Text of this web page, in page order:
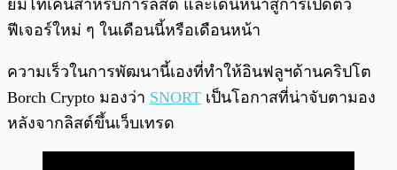
ยมโทเค็นสำหรับการลิสต์ และเดินหน้าสู่การเปิดตัว
ฟีเจอร์ใหม่ ๆ ในเดือนนี้หรือเดือนหน้า
ความเร็วในการพัฒนานี้เองที่ทำให้อินฟลูฯด้านคริปโต
Borch Crypto มองว่า SNORT เป็นโอกาสที่น่าจับตามอง
หลังจากลิสต์ขึ้นเว็บเทรด